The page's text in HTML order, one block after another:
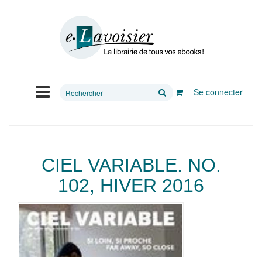
Rechercher
Se connecter
CIEL VARIABLE. NO.
102, HIVER 2016